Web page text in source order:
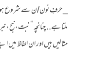
_ حرفِ نون/ن سے شروع
ملتا ہے.. چنانچہ
مثالیں ہیں اور ان الفاظ میں